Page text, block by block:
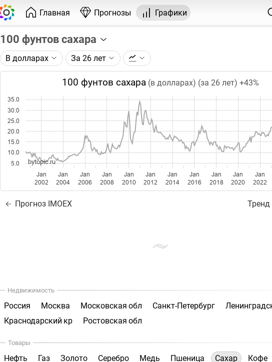
Главная Прогнозы Графики
100 фунтов сахара
Описание графика:
Цена фьючерса на сахар, торгуемого на ICE.
Каждая точка на графике - цена закрытия дня, недели или месяца.
Оптимальный таймфрейм (день, неделя, месяц) подбирается
при изменении глубины графика.
Данные добавляются ежедневно.
В долларах За 26 лет
100 фунтов сахара (в долларах) (за 26 лет) +43%
Jan
2002
Jan
2004
Jan
2006
Jan
2008
Jan
2010
Jan
2012
Jan
2014
Jan
2016
Jan
2018
Jan
2020
Jan
2022
5.0
10.0
15.0
20.0
25.0
30.0
35.0
bytopic.ru
Прогноз IMOEX Тренд
Недвижимость
Россия Москва Московская обл Санкт-Петербург
Краснодарский кр
Ростовская обл
Товары
Нефть Газ Золото Серебро Медь Пшеница Сахар Кофе